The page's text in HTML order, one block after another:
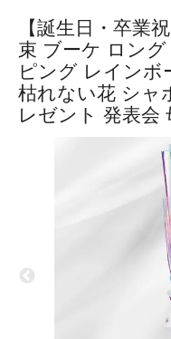
【誕生日・卒業
束 ブーケ ロン
ピング レインボ
枯れない花 シャ
レゼント 発表会